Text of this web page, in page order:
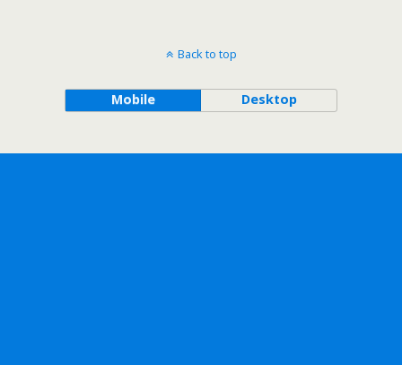
Back to top
Mobile Desktop